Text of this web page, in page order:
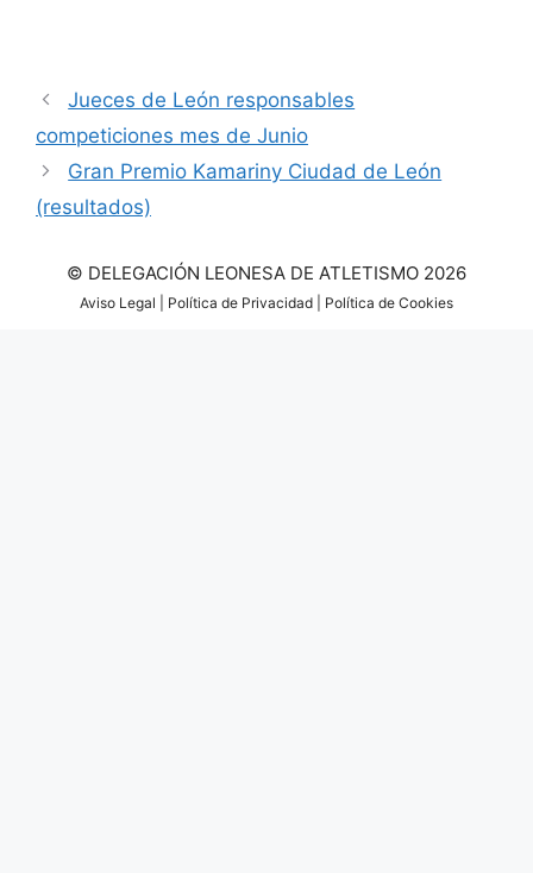
Jueces de León responsables
competiciones mes de Junio
Gran Premio Kamariny Ciudad de León
(resultados)
© DELEGACIÓN LEONESA DE ATLETISMO 2026
Aviso Legal Política de Privacidad Política de Cookies